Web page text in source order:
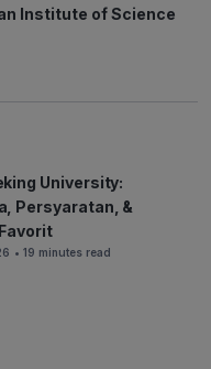
Institute of Science
University:
Persyaratan, &
• 19 minutes read